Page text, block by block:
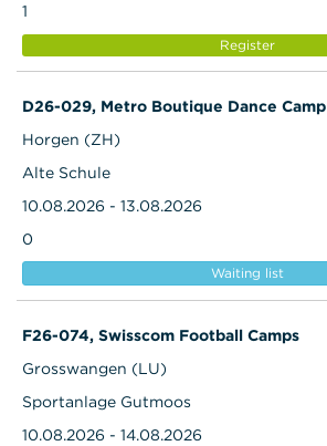
1
Register
D26-029, Metro Boutique Dance Camp
Horgen (ZH)
Alte Schule
10.08.2026 - 13.08.2026
0
Waiting list
F26-074, Swisscom Football Camps
Grosswangen (LU)
Sportanlage Gutmoos
10.08.2026 - 14.08.2026